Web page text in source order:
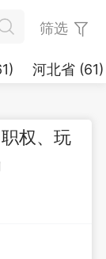
筛选
河北省 (61)
权、玩